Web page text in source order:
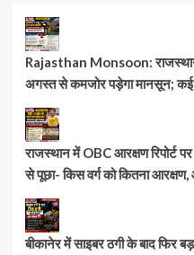
Rajasthan Monsoon:
अगस्त से कमजोर पड़ेगा मानसून; कई
राजस्थान में OBC आरक्षण रिपोर्ट
से पूछा- किस वर्ग को कितना
बीकानेर में साइबर ठगी के बाद फिर